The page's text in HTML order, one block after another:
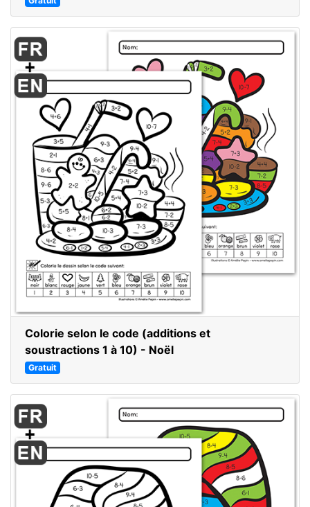
Colorie selon le code (additions et
soustractions 1 à 10) - Noël
Gratuit